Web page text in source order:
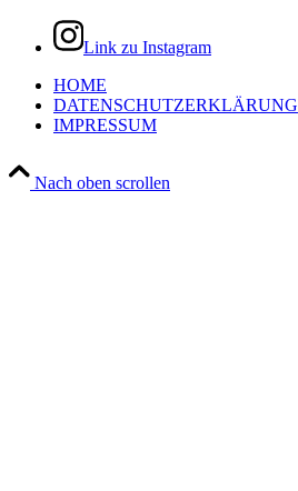
Link zu Instagram
HOME
DATENSCHUTZERKLÄRUNG
IMPRESSUM
Nach oben scrollen